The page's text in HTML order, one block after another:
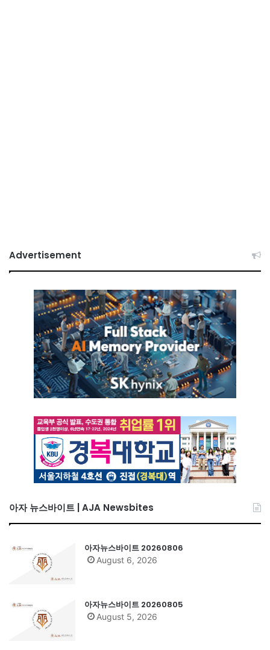
Advertisement
아자 뉴스바이트 | AJA Newsbites
아자뉴스바이트 20260806
August 6, 2026
아자뉴스바이트 20260805
August 5, 2026